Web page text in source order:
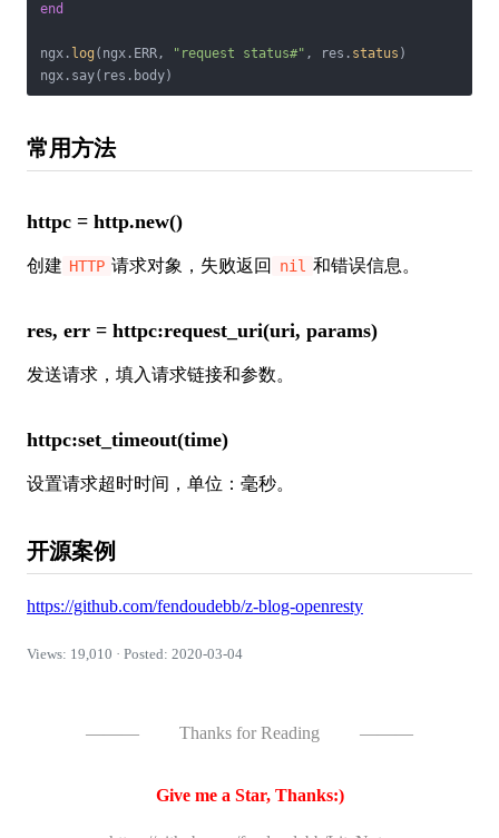
end
ngx. log (ngx.ERR, "request status#" , res. status )
ngx.say(res.body)
常用方法
httpc = http.new()
创建 HTTP 请求对象，失败返回 nil 和错误信息。
res, err = httpc:request_uri(uri, params)
发送请求，填入请求链接和参数。
httpc:set_timeout(time)
设置请求超时时间，单位：毫秒。
开源案例
https://github.com/fendoudebb/z-blog-openresty
Views: 19,010 · Posted: 2020-03-04
——— Thanks for Reading ———
Give me a Star, Thanks:)